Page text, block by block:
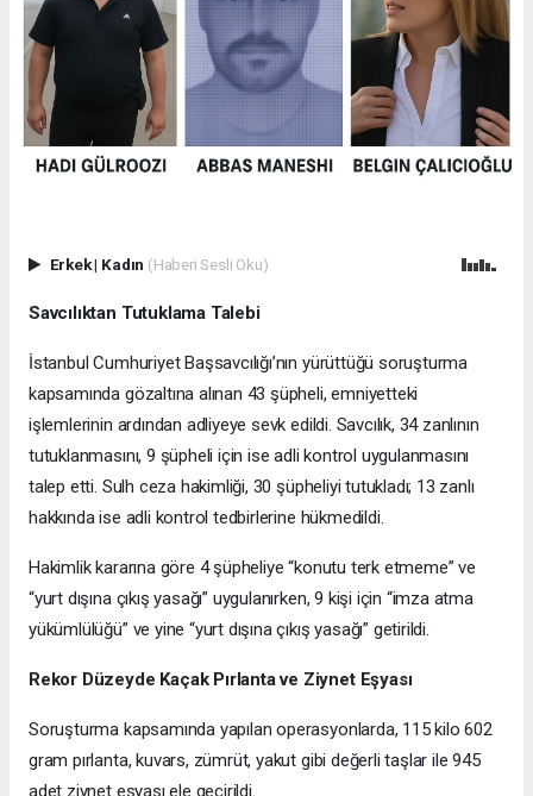
Erkek| Kadın (Haberi Sesli Oku)
Savcılıktan Tutuklama Talebi
İstanbul Cumhuriyet Başsavcılığı’nın yürüttüğü soruşturma
kapsamında gözaltına alınan 43 şüpheli, emniyetteki
işlemlerinin ardından adliyeye sevk edildi. Savcılık, 34 zanlının
tutuklanmasını, 9 şüpheli için ise adli kontrol uygulanmasını
talep etti. Sulh ceza hakimliği, 30 şüpheliyi tutukladı; 13 zanlı
hakkında ise adli kontrol tedbirlerine hükmedildi.
Hakimlik kararına göre 4 şüpheliye “konutu terk etmeme” ve
“yurt dışına çıkış yasağı” uygulanırken, 9 kişi için “imza atma
yükümlülüğü” ve yine “yurt dışına çıkış yasağı” getirildi.
Rekor Düzeyde Kaçak Pırlanta ve Ziynet Eşyası
Soruşturma kapsamında yapılan operasyonlarda, 115 kilo 602
gram pırlanta, kuvars, zümrüt, yakut gibi değerli taşlar ile 945
adet ziynet eşyası ele geçirildi.